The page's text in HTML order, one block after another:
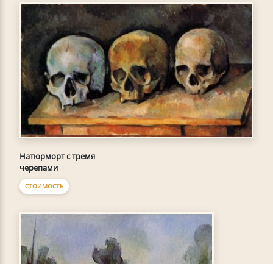
Натюрморт с тремя
черепами
СТОИМОСТЬ